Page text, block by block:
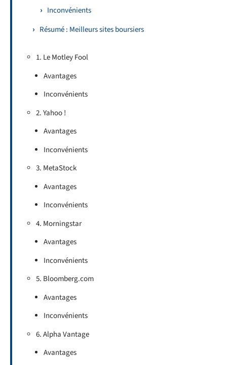
Inconvénients
Résumé : Meilleurs sites boursiers
1. Le Motley Fool
Avantages
Inconvénients
2. Yahoo !
Avantages
Inconvénients
3. MetaStock
Avantages
Inconvénients
4. Morningstar
Avantages
Inconvénients
5. Bloomberg.com
Avantages
Inconvénients
6. Alpha Vantage
Avantages